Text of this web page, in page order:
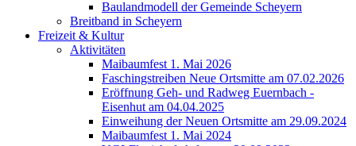
Baulandmodell der Gemeinde Scheyern
Breitband in Scheyern
Freizeit & Kultur
Aktivitäten
Maibaumfest 1. Mai 2026
Faschingstreiben Neue Ortsmitte am 07.02.2026
Eröffnung Geh- und Radweg Euernbach -
Eisenhut am 04.04.2025
Einweihung der Neuen Ortsmitte am 29.09.2024
Maibaumfest 1. Mai 2024